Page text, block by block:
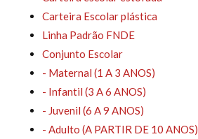
Carteira Escolar plástica
Linha Padrão FNDE
Conjunto Escolar
- Maternal (1 A 3 ANOS)
- Infantil (3 A 6 ANOS)
- Juvenil (6 A 9 ANOS)
- Adulto (A PARTIR DE 10 ANOS)